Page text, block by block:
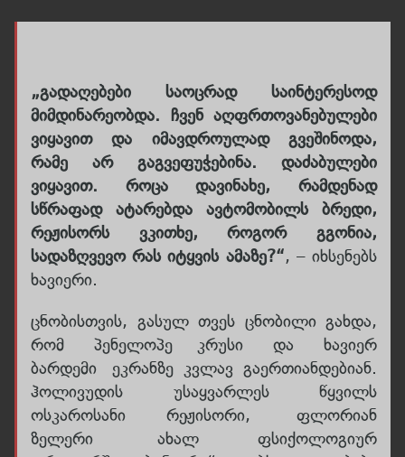
„გადაღებები საოცრად საინტერესოდ
მიმდინარეობდა. ჩვენ აღფრთოვანებულები
ვიყავით და იმავდროულად გვეშინოდა,
რამე არ გაგვეფუჭებინა. დაძაბულები
ვიყავით. როცა დავინახე, რამდენად
სწრაფად ატარებდა ავტომობილს ბრედი,
რეჟისორს ვკითხე, როგორ გგონია,
სადაზღვევო რას იტყვის ამაზე?“, – იხსენებს
ხავიერი.
ცნობისთვის, გასულ თვეს ცნობილი გახდა,
რომ პენელოპე კრუსი და ხავიერ
ბარდემი ეკრანზე კვლავ გაერთიანდებიან.
ჰოლივუდის უსაყვარლეს წყვილს
ოსკაროსანი რეჟისორი, ფლორიან
ზელერი ახალ ფსიქოლოგიურ